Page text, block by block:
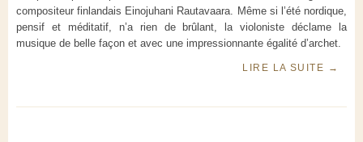
compositeur finlandais Einojuhani Rautavaara. Même si l’été nordique,
pensif et méditatif, n’a rien de brûlant, la violoniste déclame la
musique de belle façon et avec une impressionnante égalité d’archet.
LIRE LA SUITE →